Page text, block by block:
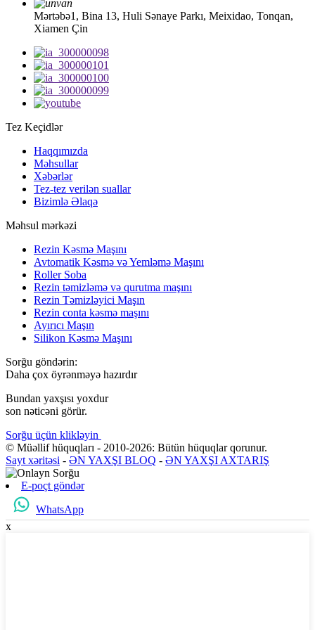
Mərtəbə1, Bina 13, Huli Sənaye Parkı, Meixidao, Tonqan,
Xiamen Çin
Tez Keçidlər
Haqqımızda
Məhsullar
Xəbərlər
Tez-tez verilən suallar
Bizimlə Əlaqə
Məhsul mərkəzi
Rezin Kəsmə Maşını
Avtomatik Kəsmə və Yemləmə Maşını
Roller Soba
Rezin təmizləmə və qurutma maşını
Rezin Təmizləyici Maşın
Rezin conta kəsmə maşını
Ayırıcı Maşın
Silikon Kəsmə Maşını
Sorğu göndərin:
Daha çox öyrənməyə hazırdır
Bundan yaxşısı yoxdur
son nəticəni görür.
Sorğu üçün klikləyin
© Müəllif hüquqları - 2010-2026: Bütün hüquqlar qorunur.
Sayt xəritəsi - ƏN YAXŞI BLOQ - ƏN YAXŞI AXTARIŞ
E-poçt göndər
WhatsApp
x